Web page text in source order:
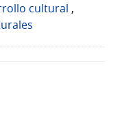
cultural ,